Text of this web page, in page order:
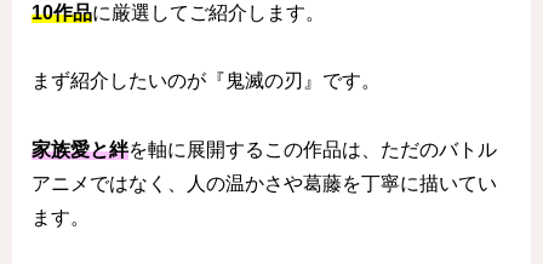
10作品に厳選してご紹介します。
まず紹介したいのが『鬼滅の刃』です。
家族愛と絆を軸に展開するこの作品は、ただのバトル
アニメではなく、人の温かさや葛藤を丁寧に描いてい
ます。